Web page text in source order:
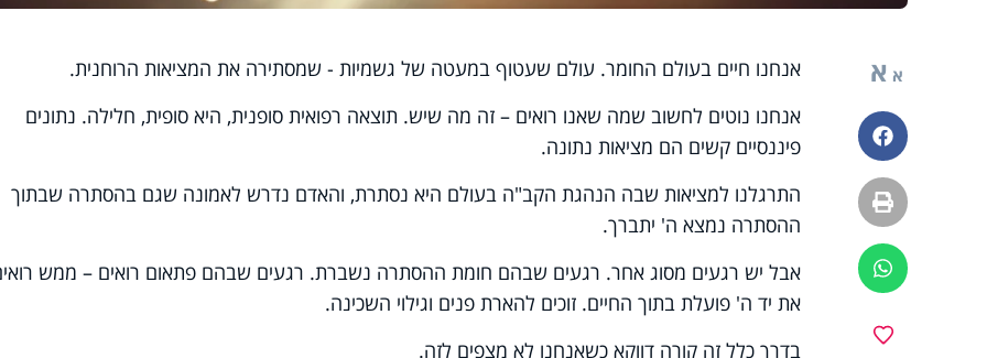
א א
פייסבוק
הדפסה
ווטסאפ
אנחנו חיים בעולם החומר. עולם שעטוף במעטה של גשמיות - שמסתירה את המציאות הרוחנית.
אנחנו נוטים לחשוב שמה שאנו רואים – זה מה שיש. תוצאה רפואית סופנית, היא סופית, חלילה. נתונים
פיננסיים קשים הם מציאות נתונה.
התרגלנו למציאות שבה הנהגת הקב"ה בעולם היא נסתרת, והאדם נדרש לאמונה שגם בהסתרה שבתוך
ההסתרה נמצא ה' יתברך.
אבל יש רגעים מסוג אחר. רגעים שבהם חומת ההסתרה נשברת. רגעים שבהם פתאום רואים – ממש
את יד ה' פועלת בתוך החיים. זוכים להארת פנים וגילוי השכינה.
בדרך כלל זה קורה דווקא כשאנחנו לא מצפים לזה.